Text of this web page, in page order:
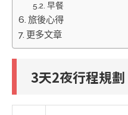
早餐
旅後心得
更多文章
3天2夜行程規劃